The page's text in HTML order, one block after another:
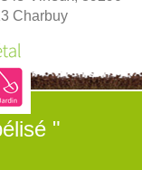
Charbuy
"